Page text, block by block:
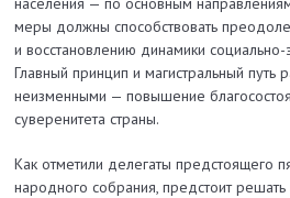
меры должны способствовать
и восстановлению динамики социально-
Главный прин­цип и магист­ральный путь
неизменными — повышение
суверенитета страны.
Как отметили делегаты предстоящего
народного собрания, предстоит